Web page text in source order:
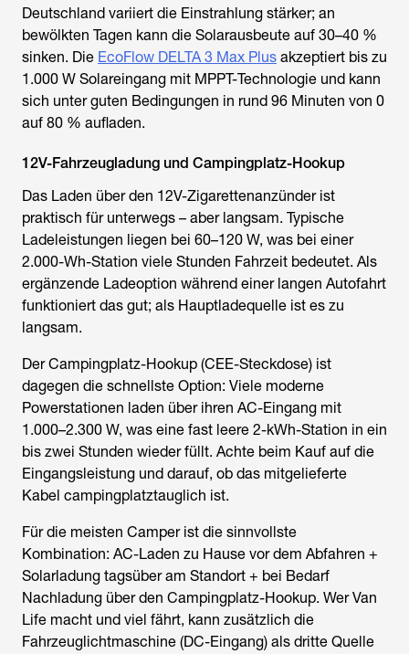
Deutschland variiert die Einstrahlung stärker; an
bewölkten Tagen kann die Solarausbeute auf 30–40 %
sinken. Die EcoFlow DELTA 3 Max Plus akzeptiert bis zu
1.000 W Solareingang mit MPPT-Technologie und kann
sich unter guten Bedingungen in rund 96 Minuten von 0
auf 80 % aufladen.
12V-Fahrzeugladung und Campingplatz-Hookup
Das Laden über den 12V-Zigarettenanzünder ist
praktisch für unterwegs – aber langsam. Typische
Ladeleistungen liegen bei 60–120 W, was bei einer
2.000-Wh-Station viele Stunden Fahrzeit bedeutet. Als
ergänzende Ladeoption während einer langen Autofahrt
funktioniert das gut; als Hauptladequelle ist es zu
langsam.
Der Campingplatz-Hookup (CEE-Steckdose) ist
dagegen die schnellste Option: Viele moderne
Powerstationen laden über ihren AC-Eingang mit
1.000–2.300 W, was eine fast leere 2-kWh-Station in ein
bis zwei Stunden wieder füllt. Achte beim Kauf auf die
Eingangsleistung und darauf, ob das mitgelieferte
Kabel campingplatztauglich ist.
Für die meisten Camper ist die sinnvollste
Kombination: AC-Laden zu Hause vor dem Abfahren +
Solarladung tagsüber am Standort + bei Bedarf
Nachladung über den Campingplatz-Hookup. Wer Van
Life macht und viel fährt, kann zusätzlich die
Fahrzeuglichtmaschine (DC-Eingang) als dritte Quelle